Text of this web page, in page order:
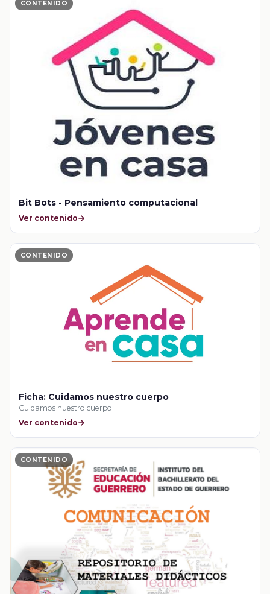
CONTENIDO
Bit Bots - Pensamiento computacional
Ver contenido
CONTENIDO
Ficha: Cuidamos nuestro cuerpo
Cuidamos nuestro cuerpo
Ver contenido
CONTENIDO